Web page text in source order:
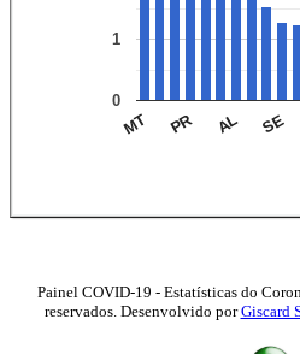
MT PR AL SE
0
1
Painel COVID-19 - Estatísticas do
reservados. Desenvolvido porGiscard